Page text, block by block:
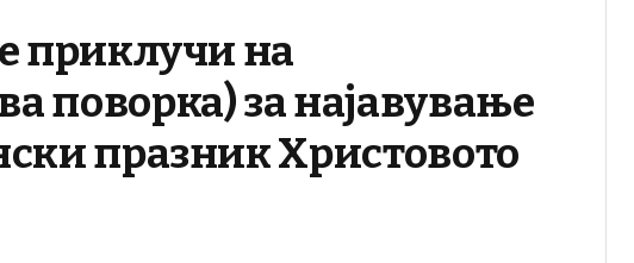
приклучи на
поворка) за најавување
празник Христовото